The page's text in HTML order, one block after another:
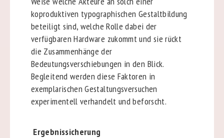
koproduktiven typographischen Gestaltbildung
beteiligt sind, welche Rolle dabei der
verfügbaren Hardware zukommt und sie rückt
die Zusammenhänge der
Bedeutungsverschiebungen in den Blick.
Begleitend werden diese Faktoren in
exemplarischen Gestaltungsversuchen
experimentell verhandelt und beforscht.
Ergebnissicherung